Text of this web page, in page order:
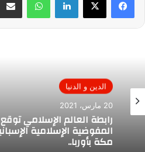
الدين و الدنيا
20 مارس، 2021
رابطة العالم الإسلامي
المفوضية الإسلامية
مكة بأوربا..